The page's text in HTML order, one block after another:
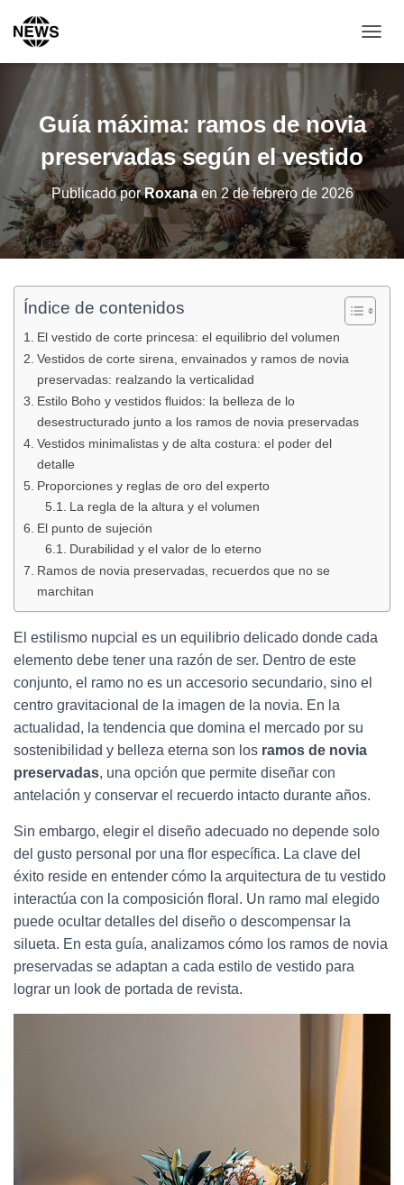
A
B
I
A
R
M
O
D
O
D
E
A
V
E
Guía máxima: ramos de novia
preservadas según el vestido
Publicado porRoxanaen2 de febrero de 2026
Índice de contenidos
El vestido de corte princesa: el equilibrio del volumen
Vestidos de corte sirena, envainados y ramos de novia
preservadas: realzando la verticalidad
Estilo Boho y vestidos fluidos: la belleza de lo
desestructurado junto a los ramos de novia preservadas
Vestidos minimalistas y de alta costura: el poder del
detalle
Proporciones y reglas de oro del experto
La regla de la altura y el volumen
El punto de sujeción
Durabilidad y el valor de lo eterno
Ramos de novia preservadas, recuerdos que no se
marchitan
El estilismo nupcial es un equilibrio delicado donde cada
elemento debe tener una razón de ser. Dentro de este
conjunto, el ramo no es un accesorio secundario, sino el
centro gravitacional de la imagen de la novia. En la
actualidad, la tendencia que domina el mercado por su
sostenibilidad y belleza eterna son los ramos de novia
preservadas, una opción que permite diseñar con
antelación y conservar el recuerdo intacto durante años.
Sin embargo, elegir el diseño adecuado no depende solo
del gusto personal por una flor específica. La clave del
éxito reside en entender cómo la arquitectura de tu vestido
interactúa con la composición floral. Un ramo mal elegido
puede ocultar detalles del diseño o descompensar la
silueta. En esta guía, analizamos cómo los ramos de novia
preservadas se adaptan a cada estilo de vestido para
lograr un look de portada de revista.